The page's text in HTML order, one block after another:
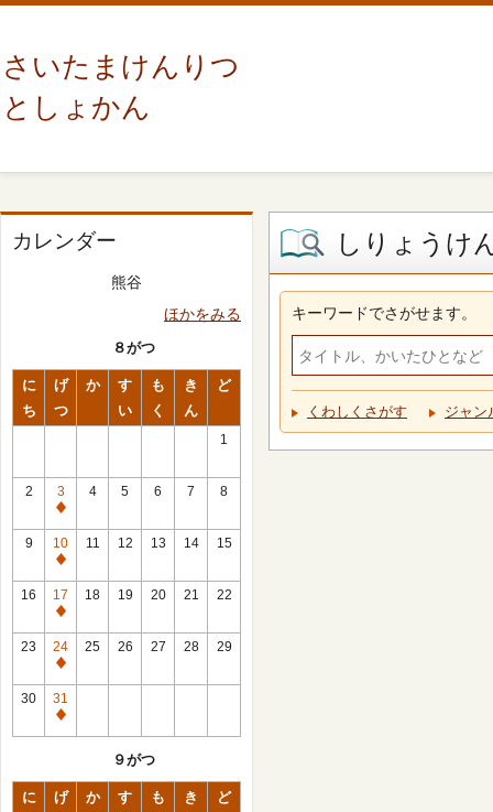
さいたまけんりつ
としょかん
カレンダー
熊谷
ほかをみる
８がつ
に
ち
げ
つ
か
す
い
も
く
き
ん
ど
1
2
3
休
館
日
4 5 6 7 8
9
10
休
館
日
11 12 13 14 15
16
17
休
館
日
18 19 20 21 22
23
24
休
館
日
25 26 27 28 29
30
31
休
９がつ
に
げ
か
す
も
き
ど
しりょうけ
キーワードでさがせます。
くわしくさがす ジャン